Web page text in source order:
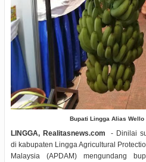
Bupati Lingga Alias Wello
LINGGA, Realitasnews.com- Dinilai
di kabupaten Lingga Agricultural
Malaysia (APDAM) mengundang